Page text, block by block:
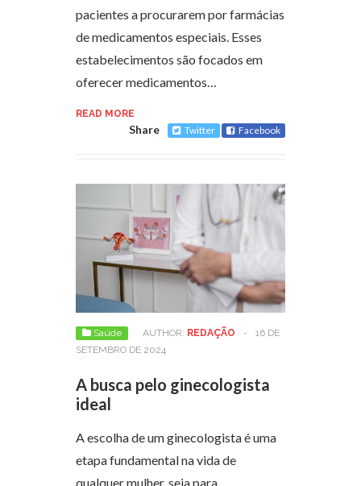
pacientes a procurarem por farmácias
de medicamentos especiais. Esses
estabelecimentos são focados em
oferecer medicamentos…
READ MORE
Share Twitter Facebook
Saúde AUTHOR: REDAÇÃO -
16 DE
SETEMBRO DE 2024
A busca pelo ginecologista
ideal
A escolha de um ginecologista é uma
etapa fundamental na vida de
qualquer mulher, seja para